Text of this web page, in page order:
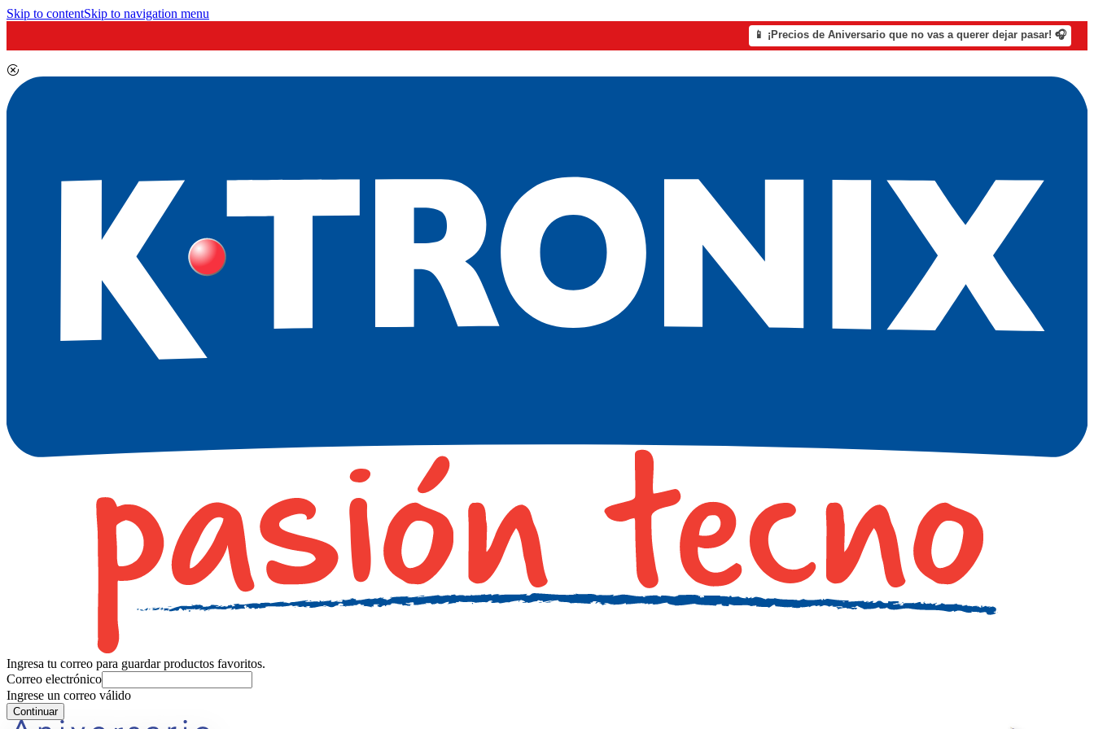
Skip to contentSkip to navigation menu
📱 ¡Precios de Aniversario que no vas a querer dejar pasar! 🎧
Ingresa tu correo para guardar productos favoritos.
Correo electrónico
Ingrese un correo válido
Continuar